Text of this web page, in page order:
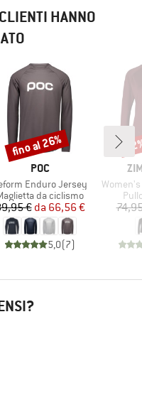
HANNO
MARCHIO
POC
Enduro Jersey
di prodotti
da ciclismo
Prezzo
€ Prezzo ridotto
da 66,56 €
5,0(7)
Sconto
fino al 26%
Articolo